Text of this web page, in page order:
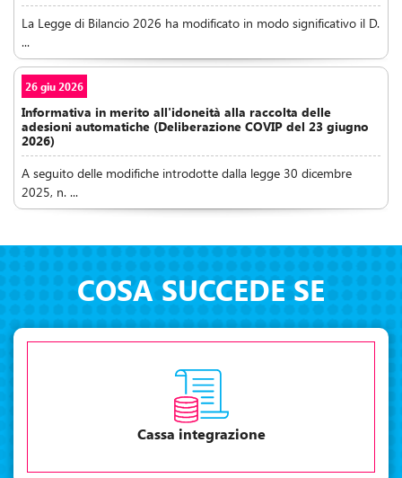
La Legge di Bilancio 2026 ha modificato in modo significativo il D.
...
26 giu 2026
Informativa in merito all'idoneità alla raccolta delle
adesioni automatiche (Deliberazione COVIP del 23 giugno
2026)
A seguito delle modifiche introdotte dalla legge 30 dicembre
2025, n. ...
COSA SUCCEDE SE
Cassa integrazione